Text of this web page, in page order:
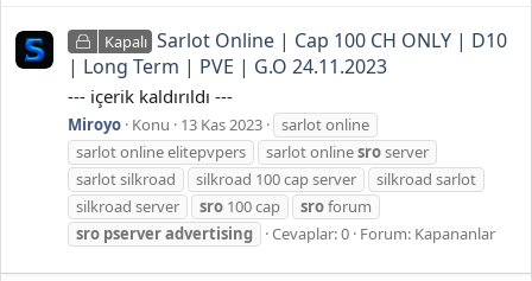
Kapalı Sarlot Online | Cap 100 CH ONLY | D10
| Long Term | PVE | G.O 24.11.2023
--- içerik kaldırıldı ---
Miroyo Konu 13 Kas 2023
sarlot online
sarlot online elitepvpers
sarlot onlinesroserver
sarlot silkroad
silkroad 100 cap server
silkroad sarlot
silkroad server
sro 100 cap sroforum
sro pserveradvertising Cevaplar: 0 Forum: Kapananlar